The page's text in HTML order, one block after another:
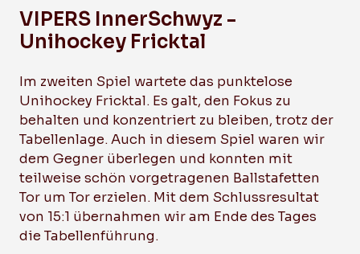
VIPERS InnerSchwyz -
Unihockey Fricktal
Im zweiten Spiel wartete das punktelose
Unihockey Fricktal. Es galt, den Fokus zu
behalten und konzentriert zu bleiben, trotz der
Tabellenlage. Auch in diesem Spiel waren wir
dem Gegner überlegen und konnten mit
teilweise schön vorgetragenen Ballstafetten
Tor um Tor erzielen. Mit dem Schlussresultat
von 15:1 übernahmen wir am Ende des Tages
die Tabellenführung.